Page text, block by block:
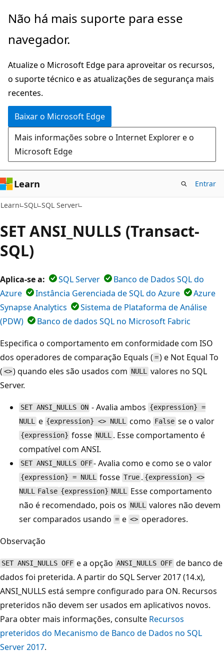
Pular
o
principal
Não há mais suporte para esse
navegador.
Atualize o Microsoft Edge para aproveitar os recursos,
o suporte técnico e as atualizações de segurança mais
recentes.
Baixar o Microsoft Edge
Mais informações sobre o Internet Explorer e o
Microsoft Edge
Learn Entrar
Learn SQL SQL Server
SET ANSI_NULLS (Transact-
SQL)
Aplica-se a: SQL Server
Banco de Dados SQL do
Azure
Instância Gerenciada de SQL do Azure
Azure
Synapse Analytics
Sistema de Plataforma de Análise
(PDW)
Banco de dados SQL no Microsoft Fabric
Especifica o comportamento em conformidade com ISO
dos operadores de comparação Equals ( =) e Not Equal To
( <>) quando eles são usados com NULLvalores no SQL
Server.
SET ANSI_NULLS ON - Avalia ambos {expression} =
NULL e {expression} <> NULL como Falsese o valor
{expression} fosse NULL. Esse comportamento é
compatível com ANSI.
SET ANSI_NULLS OFF- Avalia como e como se o valor
{expression} = NULL fosseTrue. {expression} <>
NULL False {expression} NULL Esse comportamento
não é recomendado, pois os NULL valores não devem
ser comparados usando = e<>operadores.
Observação
SET ANSI_NULLS OFF e a opção ANSI_NULLS OFF de banco de
dados foi preterida. A partir do SQL Server 2017 (14.x),
ANSI_NULLS está sempre configurado para ON. Recursos
preteridos não devem ser usados em aplicativos novos.
Para obter mais informações, consulte Recursos
preteridos do Mecanismo de Banco de Dados no SQL
Server 2017.